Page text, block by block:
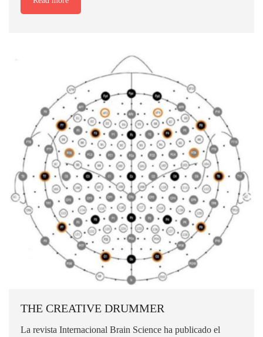
THE CREATIVE DRUMMER
La revista Internacional Brain Science ha publicado el